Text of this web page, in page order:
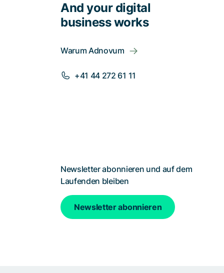
And your digital
business works
Warum Adnovum
+41 44 272 61 11
Newsletter abonnieren und auf dem
Laufenden bleiben
Newsletter abonnieren